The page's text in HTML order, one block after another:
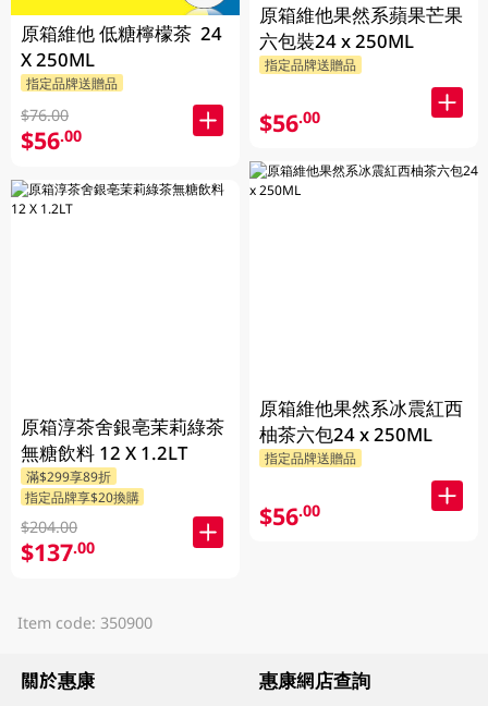
原箱維他 低糖檸檬茶 24
X 250ML
指定品牌送贈品
$76.00
$56.00
原箱淳茶舍銀亳茉莉綠茶
無糖飲料 12 X 1.2LT
滿$299享89折
指定品牌享$20換購
$204.00
$137.00
原箱維他果然系蘋果芒果
六包裝24 x 250ML
指定品牌送贈品
$56.00
原箱維他果然系冰震紅西
柚茶六包24 x 250ML
指定品牌送贈品
$56.00
Item code: 350900
關於惠康 惠康網店查詢